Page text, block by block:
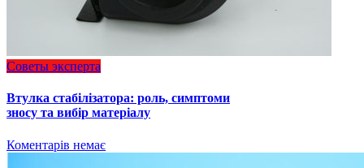
Советы эксперта
Втулка стабілізатора: роль, симптоми
зносу та вибір матеріалу
Коментарів немає